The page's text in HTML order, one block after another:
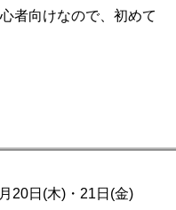
者向けなので、初めて
月20日(木)・21日(金)